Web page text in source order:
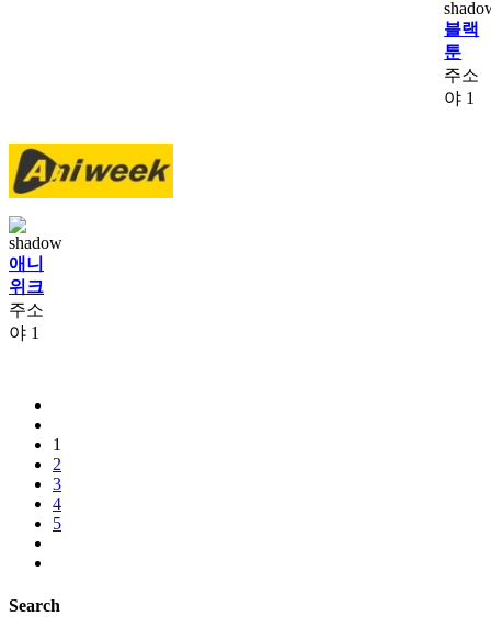
블랙
툰
주소
야 1
애니
위크
주소
야 1
1
2
3
4
5
Search